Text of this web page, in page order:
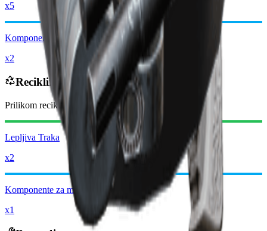
x5
Komponente za modove
x2
Reciklira se u
Prilikom reciklaže dobićete -2650 manje Rejder novčića
Lepljiva Traka
x2
Komponente za modove
x1